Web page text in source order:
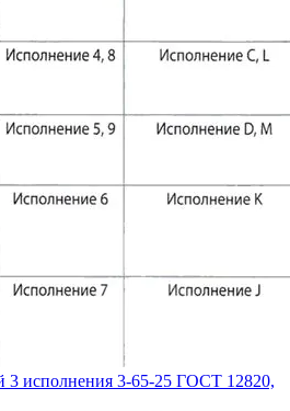
3 исполнения 3-65-25 ГОСТ 12820,